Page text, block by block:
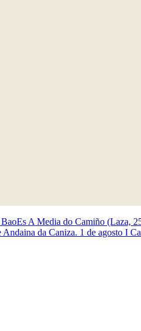
BaoEs A Media do Camiño (Laza,
Andaina da Caniza. 1 de agosto I